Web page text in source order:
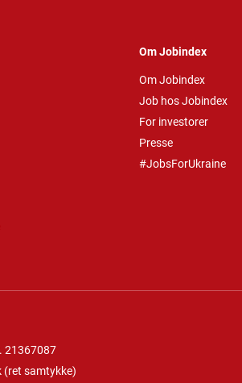
Om Jobindex
Om Jobindex
Job hos Jobindex
For investorer
Presse
#JobsForUkraine
21367087
(ret samtykke)